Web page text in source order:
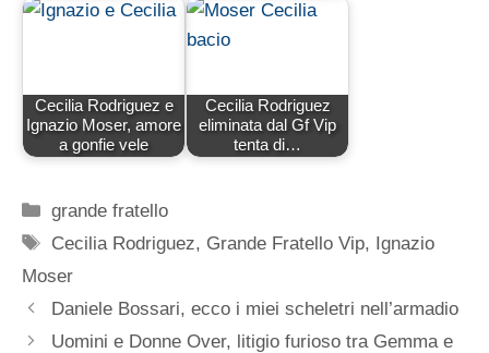
Cecilia Rodriguez e
Ignazio Moser, amore
a gonfie vele
Cecilia Rodriguez
eliminata dal Gf Vip
tenta di…
Categorie
grande fratello
Tag
Cecilia Rodriguez, Grande Fratello Vip, Ignazio
Moser
Daniele Bossari, ecco i miei scheletri nell’armadio
Uomini e Donne Over, litigio furioso tra Gemma e